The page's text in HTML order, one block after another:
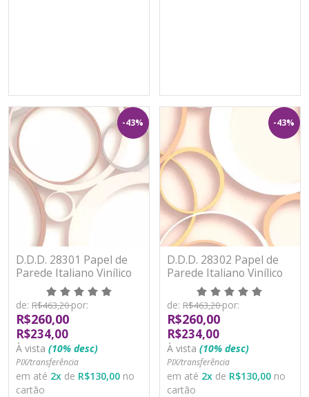
-43%
D.D.D. 28301 Papel de
Parede Italiano Vinílico
Lavável
de: R$463,20por:
R$260,00
R$234,00
À vista (10% desc)
PIX/transferência
em até 2x de R$130,00 no
cartão
-43%
D.D.D. 28302 Papel de
Parede Italiano Vinílico
Lavável
de: R$463,20por:
R$260,00
R$234,00
À vista (10% desc)
PIX/transferência
em até 2x de R$130,00 no
cartão